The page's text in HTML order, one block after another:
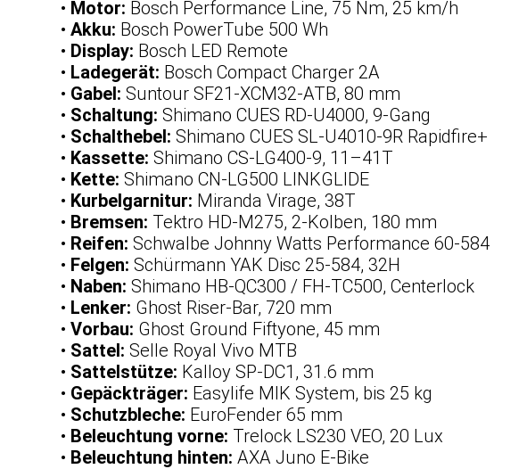
• Motor: Bosch Performance Line, 75 Nm, 25 km/h
• Akku: Bosch PowerTube 500 Wh
• Display: Bosch LED Remote
• Ladegerät: Bosch Compact Charger 2A
• Gabel: Suntour SF21-XCM32-ATB, 80 mm
• Schaltung: Shimano CUES RD-U4000, 9-Gang
• Schalthebel: Shimano CUES SL-U4010-9R Rapidfire+
• Kassette: Shimano CS-LG400-9, 11–41T
• Kette: Shimano CN-LG500 LINKGLIDE
• Kurbelgarnitur: Miranda Virage, 38T
• Bremsen: Tektro HD-M275, 2-Kolben, 180 mm
• Reifen: Schwalbe Johnny Watts Performance 60-584
• Felgen: Schürmann YAK Disc 25-584, 32H
• Naben: Shimano HB-QC300 / FH-TC500, Centerlock
• Lenker: Ghost Riser-Bar, 720 mm
• Vorbau: Ghost Ground Fiftyone, 45 mm
• Sattel: Selle Royal Vivo MTB
• Sattelstütze: Kalloy SP-DC1, 31.6 mm
• Gepäckträger: Easylife MIK System, bis 25 kg
• Schutzbleche: EuroFender 65 mm
• Beleuchtung vorne: Trelock LS230 VEO, 20 Lux
• Beleuchtung hinten: AXA Juno E-Bike